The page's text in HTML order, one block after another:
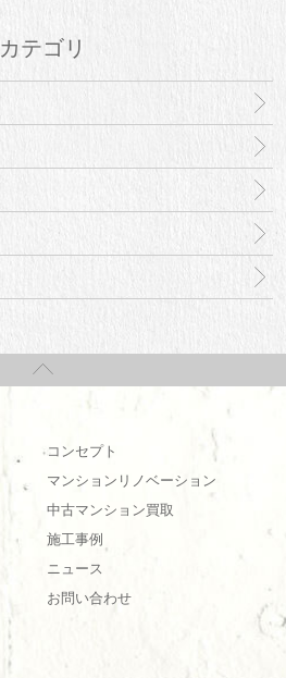
カテゴリ
コンセプト
マンションリノベーション
中古マンション買取
施工事例
ニュース
お問い合わせ